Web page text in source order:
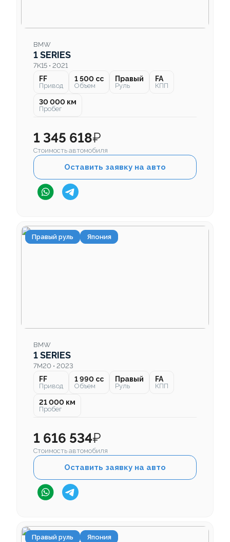
BMW
1 SERIES
7K15 • 2021
FF
Привод
1 500 cc
Объем
Правый
Руль
FA
КПП
30 000 км
Пробег
1 345 618₽
Стоимость автомобиля
Оставить заявку на авто
Правый руль Япония
BMW
1 SERIES
7M20 • 2023
FF
Привод
1 990 cc
Объем
Правый
Руль
FA
КПП
21 000 км
Пробег
1 616 534₽
Стоимость автомобиля
Оставить заявку на авто
Правый руль Япония